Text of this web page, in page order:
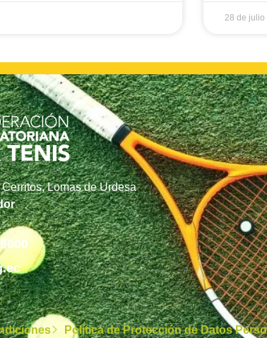
28 de julio
Lomas de Urdesa
Política de Protección de Datos